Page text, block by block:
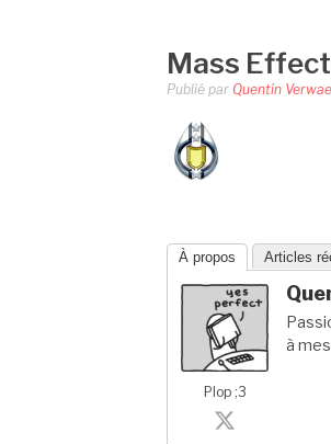
Mass
Publié par Quentin
À propos Articles
Plop ;3
à